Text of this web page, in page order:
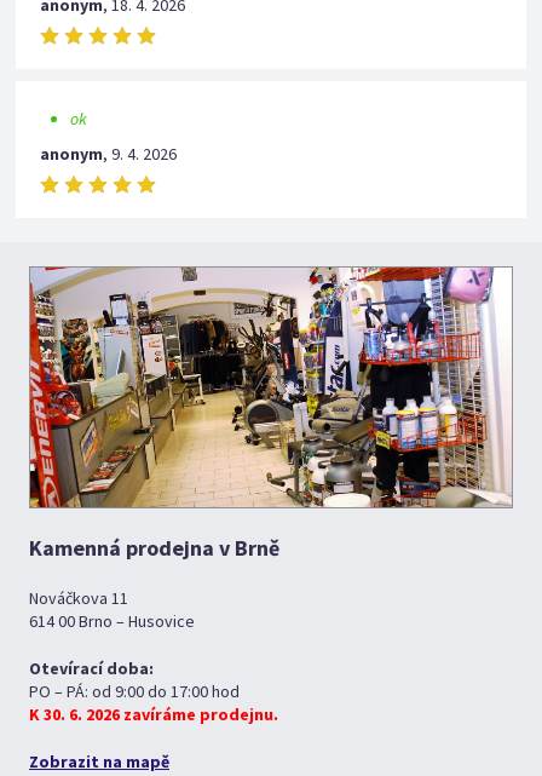
anonym,18. 4. 2026
ok
anonym,9. 4. 2026
Kamenná prodejna v Brně
Nováčkova 11
614 00 Brno – Husovice
Otevírací doba:
PO – PÁ: od 9:00 do 17:00 hod
K 30. 6. 2026 zavíráme prodejnu.
Zobrazit na mapě